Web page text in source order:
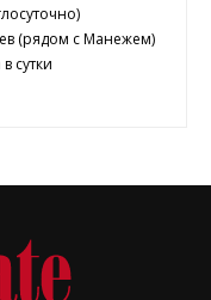
(рядом с Манежем)
сутки